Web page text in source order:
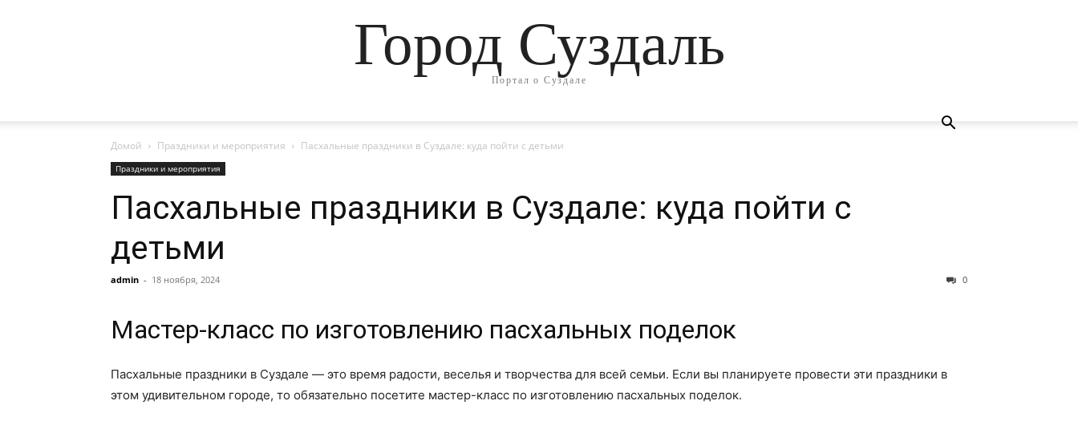
Город Суздаль
Портал о Суздале
Домой Праздники и мероприятия Пасхальные праздники в Суздале: куда пойти с детьми
Праздники и мероприятия
Пасхальные праздники в Суздале: куда пойти с
детьми
admin - 18 ноября, 2024 0
Мастер-класс по изготовлению пасхальных поделок
Пасхальные праздники в Суздале — это время радости, веселья и творчества для всей семьи. Если вы планируете провести эти праздники в
этом удивительном городе, то обязательно посетите мастер-класс по изготовлению пасхальных поделок.